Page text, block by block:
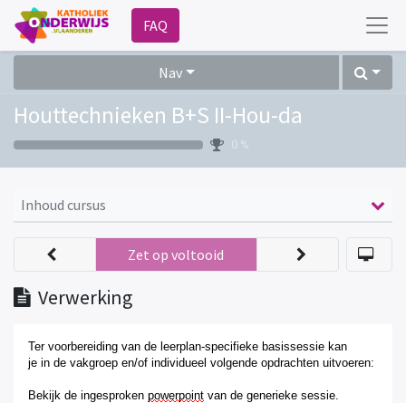
FAQ
Nav
Houttechnieken B+S II-Hou-da
0 %
Inhoud cursus
Verwerking
Zet op voltooid
Ter voorbereiding van de leerplan-specifieke basissessie kan
je in de vakgroep en/of individueel volgende opdrachten uitvoeren:
Bekijk de ingesproken powerpoint van de generieke sessie.